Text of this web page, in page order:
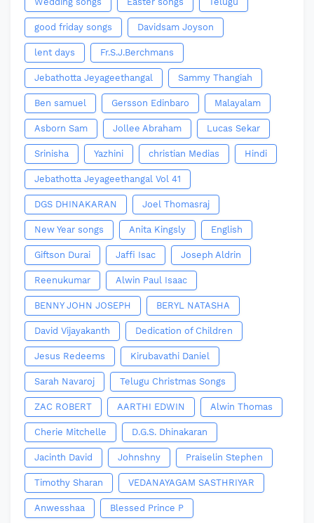
good friday songs Davidsam Joyson
lent days Fr.S.J.Berchmans
Jebathotta Jeyageethangal Sammy Thangiah
Ben samuel Gersson Edinbaro Malayalam
Asborn Sam Jollee Abraham Lucas Sekar
Srinisha Yazhini christian Medias Hindi
Jebathotta Jeyageethangal Vol 41
DGS DHINAKARAN Joel Thomasraj
New Year songs Anita Kingsly English
Giftson Durai Jaffi Isac Joseph Aldrin
Reenukumar Alwin Paul Isaac
BENNY JOHN JOSEPH BERYL NATASHA
David Vijayakanth Dedication of Children
Jesus Redeems Kirubavathi Daniel
Sarah Navaroj Telugu Christmas Songs
ZAC ROBERT AARTHI EDWIN Alwin Thomas
Cherie Mitchelle D.G.S. Dhinakaran
Jacinth David Johnshny Praiselin Stephen
Timothy Sharan VEDANAYAGAM SASTHRIYAR
Anwesshaa Blessed Prince P